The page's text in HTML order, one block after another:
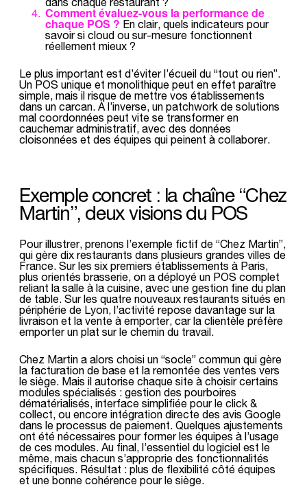
Comment évaluez-vous la performance de
chaque POS ? En clair, quels indicateurs pour
savoir si cloud ou sur-mesure fonctionnent
réellement mieux ?
Le plus important est d’éviter l’écueil du “tout ou rien”.
Un POS unique et monolithique peut en effet paraître
simple, mais il risque de mettre vos établissements
dans un carcan. À l’inverse, un patchwork de solutions
mal coordonnées peut vite se transformer en
cauchemar administratif, avec des données
cloisonnées et des équipes qui peinent à collaborer.
Exemple concret : la chaîne “Chez
Martin”, deux visions du POS
Pour illustrer, prenons l’exemple fictif de “Chez Martin”,
qui gère dix restaurants dans plusieurs grandes villes de
France. Sur les six premiers établissements à Paris,
plus orientés brasserie, on a déployé un POS complet
reliant la salle à la cuisine, avec une gestion fine du plan
de table. Sur les quatre nouveaux restaurants situés en
périphérie de Lyon, l’activité repose davantage sur la
livraison et la vente à emporter, car la clientèle préfère
emporter un plat sur le chemin du travail.
Chez Martin a alors choisi un “socle” commun qui gère
la facturation de base et la remontée des ventes vers
le siège. Mais il autorise chaque site à choisir certains
modules spécialisés : gestion des pourboires
dématérialisés, interface simplifiée pour le click &
collect, ou encore intégration directe des avis Google
dans le processus de paiement. Quelques ajustements
ont été nécessaires pour former les équipes à l’usage
de ces modules. Au final, l’essentiel du logiciel est le
même, mais chacun s’approprie des fonctionnalités
spécifiques. Résultat : plus de flexibilité côté équipes
et une bonne cohérence pour le siège.